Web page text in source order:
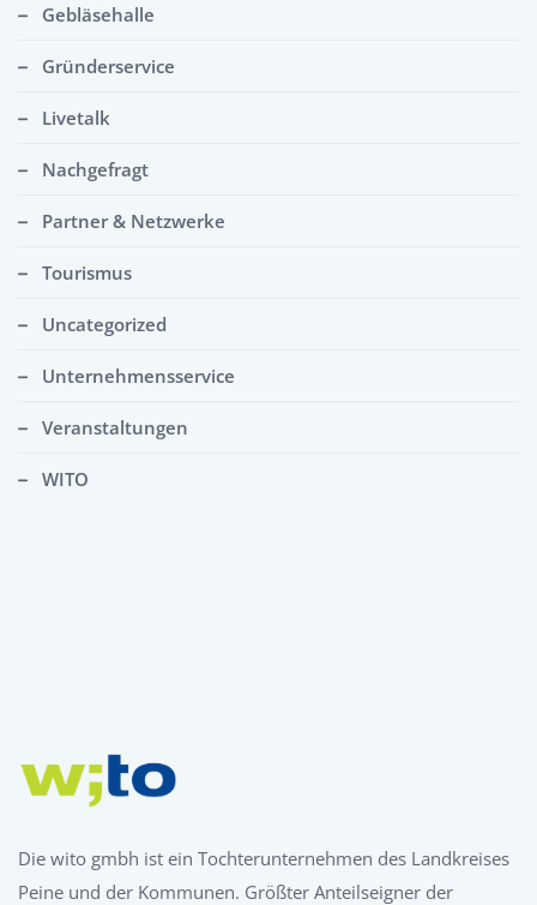
Gebläsehalle
Gründerservice
Livetalk
Nachgefragt
Partner & Netzwerke
Tourismus
Uncategorized
Unternehmensservice
Veranstaltungen
WITO
Die wito gmbh ist ein Tochterunternehmen des Landkreises
Peine und der Kommunen. Größter Anteilseigner der